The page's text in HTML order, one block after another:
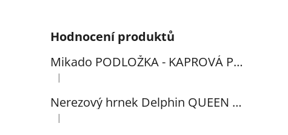
Hodnocení produktů
Mikado PODLOŽKA - KAPROVÁ PRO VYHÁČKOVÁNÍ S METREM - (102x60cm) - 1ks
Hodnocení produktu je 5 z 5 hvězdiček.
|
Nerezový hrnek Delphin QUEEN 300ml
Hodnocení produktu je 5 z 5 hvězdiček.
|